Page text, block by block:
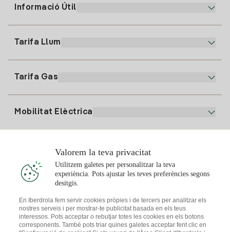
91 919 52 73
clientes@tuiberdrola.es
Informació Útil
Alta Gas
Tarifa Llum
Tarifa Gas
Mobilitat Elèctrica
Punts de Recàrrega
Simulador Plaques Solars
Comunitats Solars
T'interessa
Consells Llum
Descarrega l'App Iberdola Clients
Valorem la teva privacitat
Utilitzem galetes per personalitzar la teva
experiència. Pots ajustar les teves preferències segons
desitgis.
En Iberdrola fem servir cookies pròpies i de tercers per analitzar els
nostres serveis i per mostrar-te publicitat basada en els teus
interessos. Pots acceptar o rebutjar totes les cookies en els botons
corresponents. També pots triar quines galetes acceptar fent clic en